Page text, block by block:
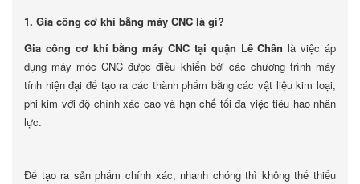
1. Gia công cơ khí bằng máy CNC là gì?
Gia công cơ khí bằng máy CNC tại quận Lê Chân là việc áp
dụng máy móc CNC được điều khiển bởi các chương trình máy
tính hiện đại để tạo ra các thành phẩm bằng các vật liệu kim loại,
phi kim với độ chính xác cao và hạn chế tối đa việc tiêu hao nhân
lực.
Để tạo ra sản phẩm chính xác, nhanh chóng thì không thể thiếu